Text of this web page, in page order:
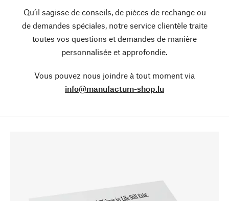
Qu’il sagisse de conseils, de pièces de rechange ou
de demandes spéciales, notre service clientèle traite
toutes vos questions et demandes de manière
personnalisée et approfondie.
Vous pouvez nous joindre à tout moment via
info@manufactum-shop.lu